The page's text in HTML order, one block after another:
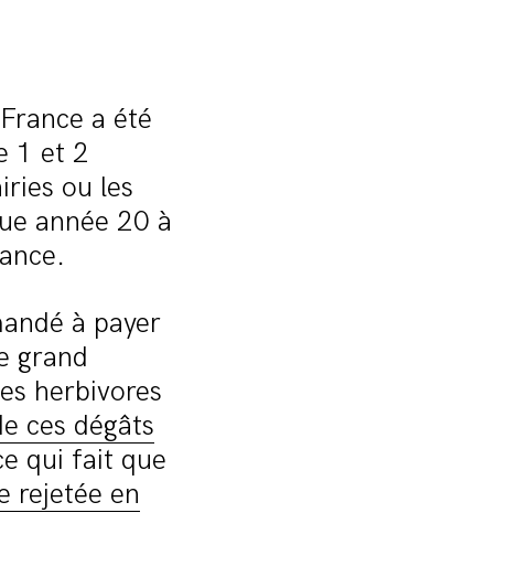
a été
1 et 2
ou les
année 20 à
à payer
grand
herbivores
ces dégâts
qui fait que
rejetée en